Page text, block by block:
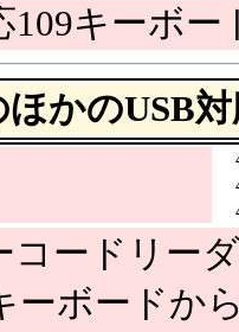
キーボー
ほかのUSB
ードリー
ーボードか